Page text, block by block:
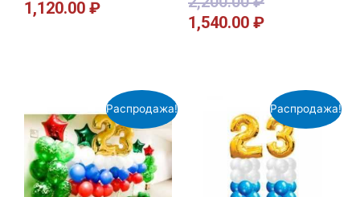
1,120.00 ₽
1,540.00 ₽
Распродажа! Распродажа!